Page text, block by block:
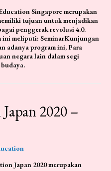
Singapore merupakan
tujuan untuk menjadikan
penggerak revolusi 4.0.
ini meliputi: SeminarKunjungan
adanya program ini, Para
negara lain dalam segi
2020 –
Japan 2020 merupakan